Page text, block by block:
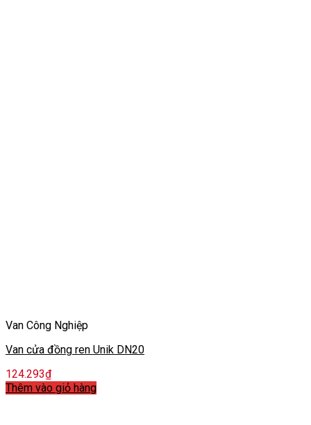
Van Công Nghiệp
Van cửa đồng ren Unik DN20
124.293₫
Thêm vào giỏ hàng